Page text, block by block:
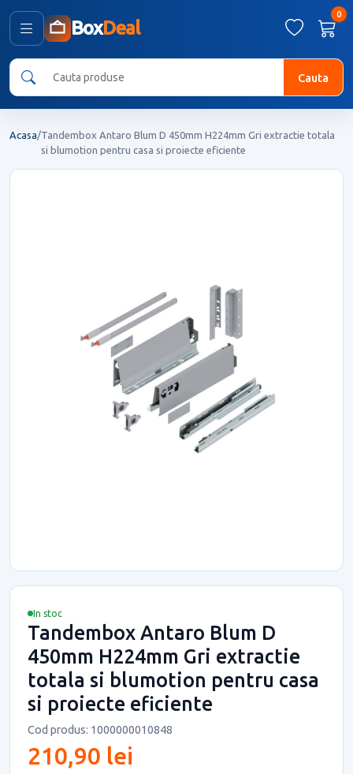
BoxDeal
0
Cauta
Acasa/Tandembox Antaro Blum D 450mm H224mm Gri extractie totala
si blumotion pentru casa si proiecte eficiente
In stoc
Tandembox Antaro Blum D
450mm H224mm Gri extractie
totala si blumotion pentru casa
si proiecte eficiente
Cod produs: 1000000010848
210,90 lei